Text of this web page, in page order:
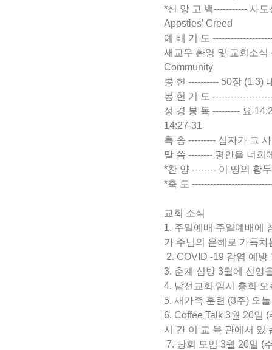
*신 앙 고 백----------- 사
Apostles’ Creed
예 배 기 도
새교우 환영 및 교회소식
Community
봉 헌 ---------- 50장 (1,3)
봉 헌 기 도
성 경 봉 독 --------- 요
14:27-31
특 송 --------- 십자가 그
말 씀 -------- 평안을 너희
*찬 양 -------- 이 땅의 황
*축 도
교회 소식
1. 주일예배 주일예배에
가 주님의 은혜로 가득
2. COVID -19 감염 예
3. 춘계 심방 3월에 신앙
4. 남선교회 임시 총회
5. 새가족 훈련 (3주) 오
6. Coffee Talk 3월 20일
시 간 이 교 육 관에서 있
7. 당회 모임 3월 20일 (